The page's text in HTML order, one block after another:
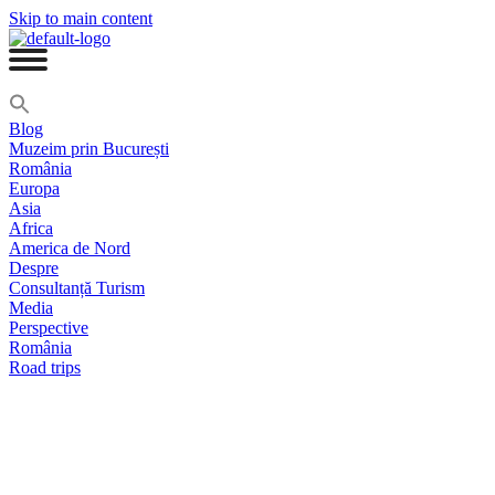
Skip to main content
Blog
Muzeim prin București
România
Europa
Asia
Africa
America de Nord
Despre
Consultanță Turism
Media
Perspective
România
Road trips